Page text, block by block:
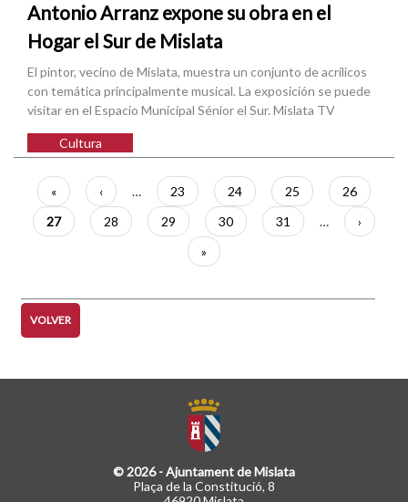
Antonio Arranz expone su obra en el
Hogar el Sur de Mislata
El pintor, vecino de Mislata, muestra un conjunto de acrílicos
con temática principalmente musical. La exposición se puede
visitar en el Espacio Municipal Sénior el Sur. Mislata TV
Cultura
Paginación
Primera
página
«
Página
anterior
‹ … Página
23 Página
24 Página
25 Página
26
Página
actual
27 Página
28 Página
29 Página
30 Página
31 …
página
›
Última
página
»
VOLVER
© 2026 - Ajuntament de Mislata
Plaça de la Constitució, 8